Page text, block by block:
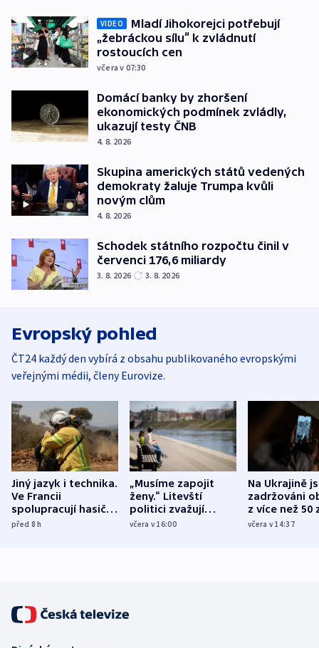
VIDEO
Mladí Jihokorejci potřebují
„žebráckou sílu“ k zvládnutí
rostoucích cen
včera v 07:30
Domácí banky by zhoršení
ekonomických podmínek zvládly,
ukazují testy ČNB
4. 8. 2026
Skupina amerických států vedených
demokraty žaluje Trumpa kvůli
novým clům
4. 8. 2026
Schodek státního rozpočtu činil v
červenci 176,6 miliardy
3. 8. 2026 3. 8. 2026
Evropský pohled
ČT24 každý den vybírá z obsahu publikovaného evropskými
veřejnými médii, členy Eurovize.
Jiný jazyk i technika.
Ve Francii
spolupracují hasiči z
různých zemí
před 8h
„Musíme zapojit
ženy.“ Litevští
politici zvažují
dohodu o
včera v 16:00
Na Ukrajině
zadržováni
z více než 50
Bojovali na
včera v 14:37